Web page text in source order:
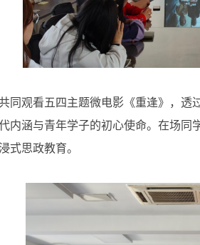
同观看五四主题微电影《重逢》，
内涵与青年学子的初心使命。在场
式思政教育。